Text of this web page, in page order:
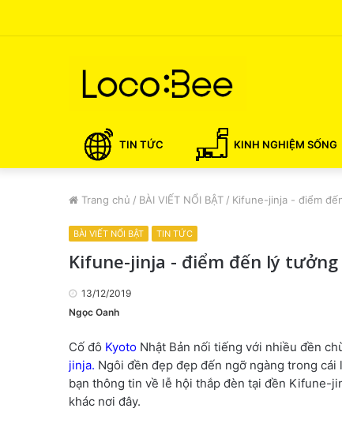
TIN TỨC KINH NGHIỆM SỐNG
Trang chủ / BÀI VIẾT NỔI BẬT / Kifune-jinja - điểm
BÀI VIẾT NỔI BẬT TIN TỨC
Kifune-jinja - điểm đến lý
13/12/2019
Ngọc Oanh
Cố đô Kyoto Nhật Bản nối tiếng với nhiều đền
jinja. Ngôi đền đẹp đẹp đến ngỡ ngàng trong
bạn thông tin về lễ hội thắp đèn tại đền Kifune-
khác nơi đây.